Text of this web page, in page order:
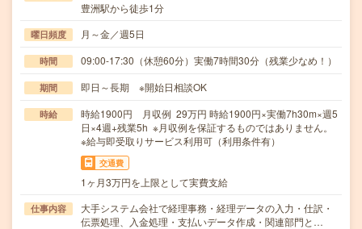
豊洲駅から徒歩1分
曜日頻度 月～金／週5日
時間 09:00-17:30（休憩60分）実働7時間30分（残業少なめ！）
期間 即日～長期 ※開始日相談OK
時給
時給1900円 月収例 29万円 時給1900円×実働7h30m×週5
日×4週+残業5h ※月収例を保証するものではありません。
※給与即受取りサービス利用可（利用条件有）
交通費
1ヶ月3万円を上限として実費支給
仕事内容
大手システム会社で経理事務・経理データの入力・仕訳・
伝票処理、入金処理・支払いデータ作成・関連部門と…